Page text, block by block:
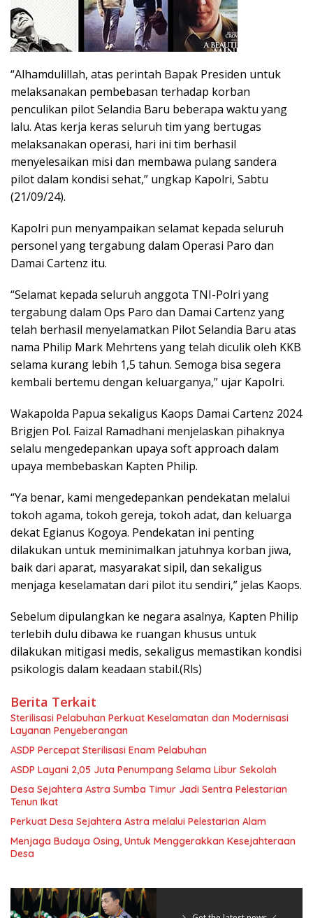
“Alhamdulillah, atas perintah Bapak Presiden untuk
melaksanakan pembebasan terhadap korban
penculikan pilot Selandia Baru beberapa waktu yang
lalu. Atas kerja keras seluruh tim yang bertugas
melaksanakan operasi, hari ini tim berhasil
menyelesaikan misi dan membawa pulang sandera
pilot dalam kondisi sehat,” ungkap Kapolri, Sabtu
(21/09/24).
Kapolri pun menyampaikan selamat kepada seluruh
personel yang tergabung dalam Operasi Paro dan
Damai Cartenz itu.
“Selamat kepada seluruh anggota TNI-Polri yang
tergabung dalam Ops Paro dan Damai Cartenz yang
telah berhasil menyelamatkan Pilot Selandia Baru atas
nama Philip Mark Mehrtens yang telah diculik oleh KKB
selama kurang lebih 1,5 tahun. Semoga bisa segera
kembali bertemu dengan keluarganya,” ujar Kapolri.
Wakapolda Papua sekaligus Kaops Damai Cartenz 2024
Brigjen Pol. Faizal Ramadhani menjelaskan pihaknya
selalu mengedepankan upaya soft approach dalam
upaya membebaskan Kapten Philip.
“Ya benar, kami mengedepankan pendekatan melalui
tokoh agama, tokoh gereja, tokoh adat, dan keluarga
dekat Egianus Kogoya. Pendekatan ini penting
dilakukan untuk meminimalkan jatuhnya korban jiwa,
baik dari aparat, masyarakat sipil, dan sekaligus
menjaga keselamatan dari pilot itu sendiri,” jelas Kaops.
Sebelum dipulangkan ke negara asalnya, Kapten Philip
terlebih dulu dibawa ke ruangan khusus untuk
dilakukan mitigasi medis, sekaligus memastikan kondisi
psikologis dalam keadaan stabil.(Rls)
Berita Terkait
Sterilisasi Pelabuhan Perkuat Keselamatan dan Modernisasi
Layanan Penyeberangan
ASDP Percepat Sterilisasi Enam Pelabuhan
ASDP Layani 2,05 Juta Penumpang Selama Libur Sekolah
Desa Sejahtera Astra Sumba Timur Jadi Sentra Pelestarian
Tenun Ikat
Perkuat Desa Sejahtera Astra melalui Pelestarian Alam
Menjaga Budaya Osing, Untuk Menggerakkan Kesejahteraan
Desa